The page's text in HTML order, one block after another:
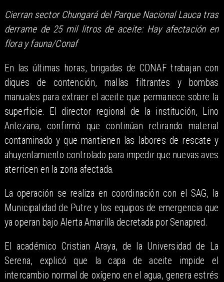
Cierran sector Chungará del Parque Nacional Lauca tras
derrame de 25 mil litros de aceite: Hay afectación en
flora y fauna/Conaf
En las últimas horas, brigadas de CONAF trabajan con
diques de contención, mallas filtrantes y bombas
manuales para extraer el aceite que permanece sobre la
superficie. El director regional de la institución, Lino
Antezana, confirmó que continúan retirando material
contaminado y que mantienen las labores de rescate y
ahuyentamiento controlado para impedir que nuevas aves
aterricen en la zona afectada.
La operación se realiza en coordinación con el SAG, la
Municipalidad de Putre y los equipos de emergencia que
ya operan bajo Alerta Amarilla decretada por Senapred.
El académico Cristian Araya, de la Universidad de La
Serena, explicó que la capa de aceite impide el
intercambio normal de oxígeno en el agua, genera estrés